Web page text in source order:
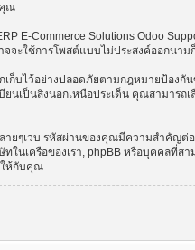
คุณ
E-Commerce Solutions Odoo
จะใช้การโพสต์แบบไม่ประสงค์ออกนาม
ว้อย่างปลอดภัยตามกฎหมายป้องกัน
ยนเป็นสิ่งนอกเหนือประเด็น คุณสามา
เวบ รหัสผ่านของคุณมีความสำคัญต่อ
ในเครือของเรา, phpBB หรือบุคคล
ให้กับคุณ